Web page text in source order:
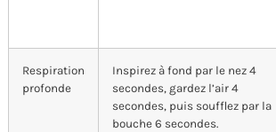
Respiration
profonde
Inspirez à fond par le nez 4
secondes, gardez l’air 4
secondes, puis soufflez par la
bouche 6 secondes.